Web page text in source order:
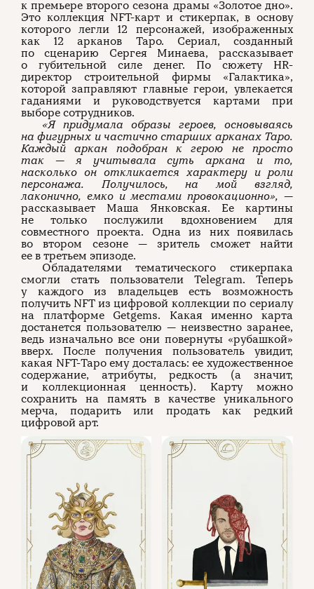
к премьере второго сезона драмы «Золотое дно».
Это коллекция NFT-карт и стикерпак, в основу
которого легли 12 персонажей, изображенных
как 12 арканов Таро. Сериал, созданный
по сценарию Сергея Минаева, рассказывает
о губительной силе денег. По сюжету HR-
директор строительной фирмы «Галактика»,
которой заправляют главные герои, увлекается
гаданиями и руководствуется картами при
выборе сотрудников.
«Я придумала образы героев, основываясь
на фигурных и частично старших арканах Таро.
Каждый аркан подобран к герою не просто
так — я учитывала суть аркана и то,
насколько он откликается характеру и роли
персонажа. Получилось, на мой взгляд,
лаконично, емко и местами провокационно», —
рассказывает Маша Янковская. Ее картины
не только послужили вдохновением для
совместного проекта. Одна из них появилась
во втором сезоне — зритель сможет найти
ее в третьем эпизоде.
Обладателями тематического стикерпака
смогли стать пользователи Telegram. Теперь
у каждого из владельцев есть возможность
получить NFT из цифровой коллекции по сериалу
на платформе Getgems. Какая именно карта
достанется пользователю — неизвестно заранее,
ведь изначально все они повернуты «рубашкой»
вверх. После получения пользователь увидит,
какая NFT-Таро ему досталась: ее художественное
содержание, атрибуты, редкость (а значит,
и коллекционная ценность). Карту можно
сохранить на память в качестве уникального
мерча, подарить или продать как редкий
цифровой арт.